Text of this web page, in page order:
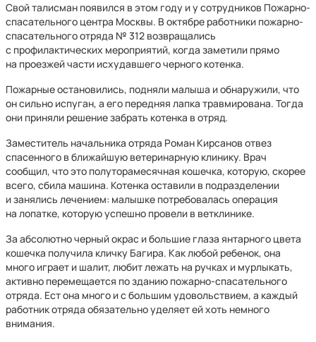
Свой талисман появился в этом году и у сотрудников Пожарно-
спасательного центра Москвы. В октябре работники пожарно-
спасательного отряда № 312 возвращались
с профилактических мероприятий, когда заметили прямо
на проезжей части исхудавшего черного котенка.
Пожарные остановились, подняли малыша и обнаружили, что
он сильно испуган, а его передняя лапка травмирована. Тогда
они приняли решение забрать котенка в отряд.
Заместитель начальника отряда Роман Кирсанов отвез
спасенного в ближайшую ветеринарную клинику. Врач
сообщил, что это полуторамесячная кошечка, которую, скорее
всего, сбила машина. Котенка оставили в подразделении
и занялись лечением: малышке потребовалась операция
на лопатке, которую успешно провели в ветклинике.
За абсолютно черный окрас и большие глаза янтарного цвета
кошечка получила кличку Багира. Как любой ребенок, она
много играет и шалит, любит лежать на ручках и мурлыкать,
активно перемещается по зданию пожарно-спасательного
отряда. Ест она много и с большим удовольствием, а каждый
работник отряда обязательно уделяет ей хоть немного
внимания.